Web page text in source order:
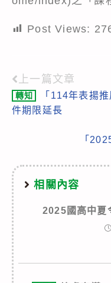
Post Views:
Read
more
上一篇文章
轉知
「114年表揚
件期限延長
「
相關內容
2025國高中夏